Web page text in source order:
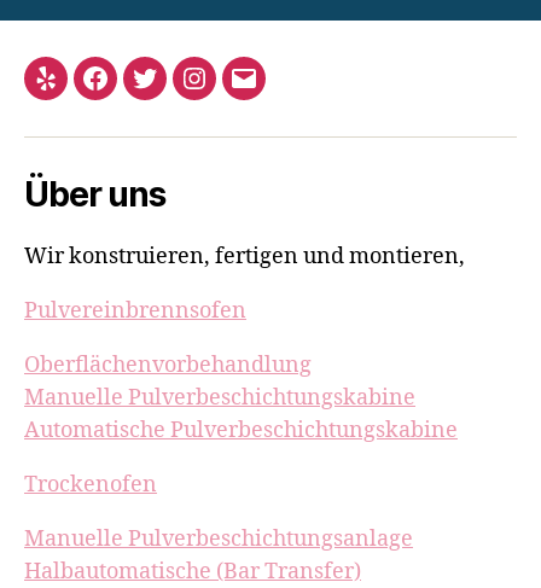
Yelp Facebook
TwitterInstagram
Email
Über uns
Wir konstruieren, fertigen und montieren,
Pulvereinbrennsofen
Oberflächenvorbehandlung
Manuelle Pulverbeschichtungskabine
Automatische Pulverbeschichtungskabine
Trockenofen
Manuelle Pulverbeschichtungsanlage
Halbautomatische (Bar Transfer)